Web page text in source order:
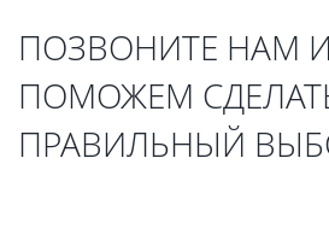
ПОЗВОНИТЕ НАМ
ПОМОЖЕМ
ПРАВИЛЬНЫЙ